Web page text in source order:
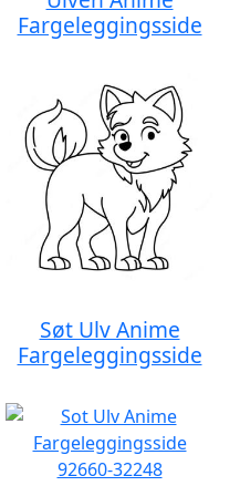
Fargeleggingsside
Søt Ulv Anime
Fargeleggingsside